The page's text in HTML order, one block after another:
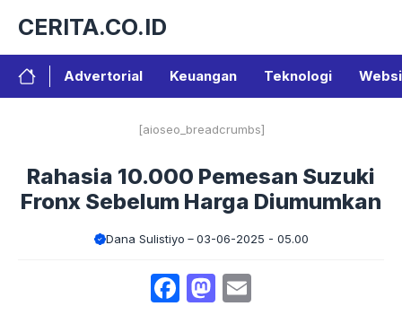
isi
CERITA.CO.ID
Advertorial Keuangan Teknologi
[aioseo_breadcrumbs]
Rahasia 10.000 Pemesan Suzuki
Fronx Sebelum Harga Diumumkan
Dana Sulistiyo 03-06-2025 - 05.00
Facebook
Mastodon